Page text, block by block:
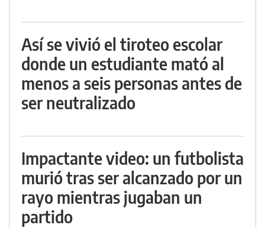
Así se vivió el tiroteo escolar
donde un estudiante mató al
menos a seis personas antes de
ser neutralizado
Impactante video: un futbolista
murió tras ser alcanzado por un
rayo mientras jugaban un
partido